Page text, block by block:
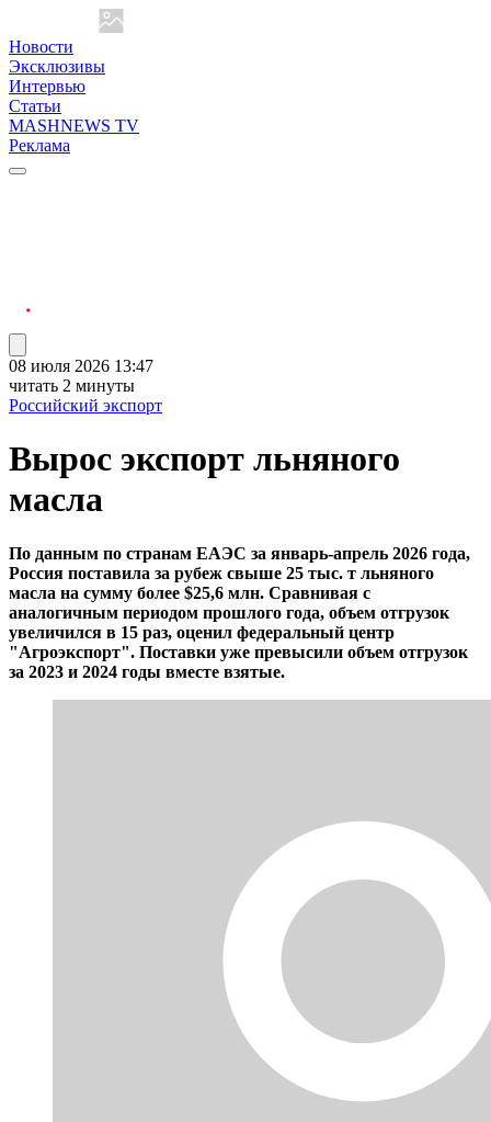
Новости
Эксклюзивы
Интервью
Статьи
MASHNEWS TV
Реклама
08 июля 2026 13:47
читать 2 минуты
Российский экспорт
Вырос экспорт льняного
масла
По данным по странам ЕАЭС за январь-апрель 2026 года,
Россия поставила за рубеж свыше 25 тыс. т льняного
масла на сумму более $25,6 млн. Сравнивая с
аналогичным периодом прошлого года, объем отгрузок
увеличился в 15 раз, оценил федеральный центр
"Агроэкспорт". Поставки уже превысили объем отгрузок
за 2023 и 2024 годы вместе взятые.